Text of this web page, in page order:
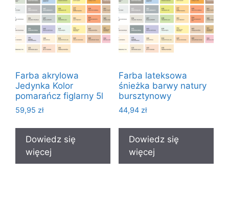
Farba akrylowa
Jedynka Kolor
pomarańcz figlarny 5l
59,95 zł
Dowiedz się
więcej
Farba lateksowa
śnieżka barwy natury
bursztynowy
44,94 zł
Dowiedz się
więcej